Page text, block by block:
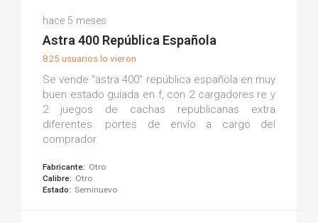
(0)
hace 5 meses
Astra 400 República Española
825 usuarios lo vieron
Se vende "astra 400" república española en muy
buen estado guiada en f, con 2 cargadores re y
2 juegos de cachas republicanas extra
diferentes. portes de envío a cargo del
comprador.
Fabricante: Otro
Calibre: Otro
Estado: Seminuevo